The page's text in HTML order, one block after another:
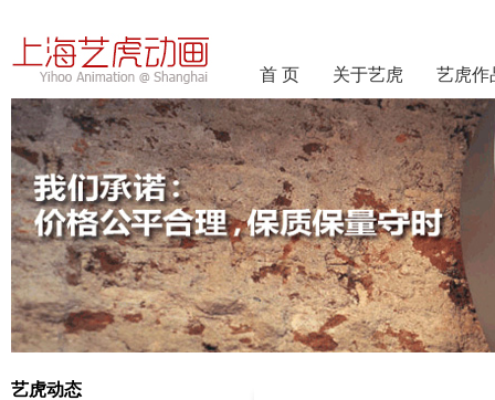
首 页 关于艺虎 艺虎作
艺虎动态